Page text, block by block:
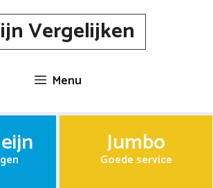
Vergelijken
Menu
Jumbo
Goede service